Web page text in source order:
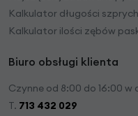
Kalkulator długości szprych
Kalkulator ilości zębów
Biuro obsługi klienta
Czynne od 8:00 do 16:00 w
T. 713 432 029